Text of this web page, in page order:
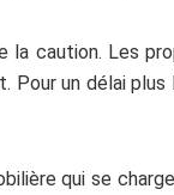
la caution. Les
Pour un délai
qui se